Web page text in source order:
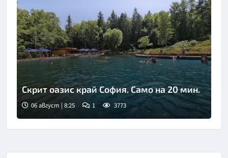
Скрит оазис край София. Само на 20 мин.
06 август | 8:25 1 3773